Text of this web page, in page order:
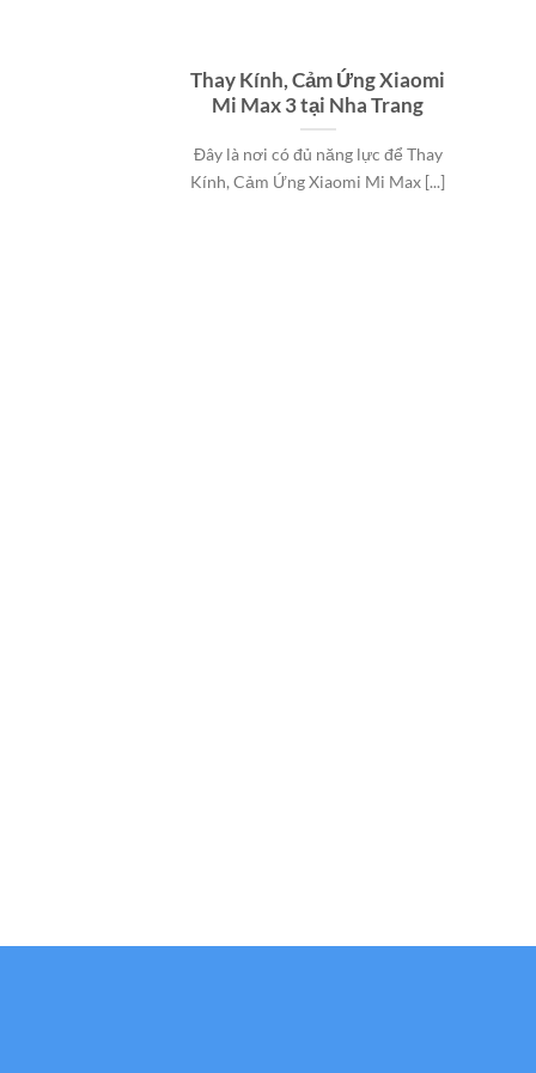
Thay Kính, Cảm Ứng Xiaomi
Mi Max 3 tại Nha Trang
Đây là nơi có đủ năng lực để Thay
Kính, Cảm Ứng Xiaomi Mi Max [...]